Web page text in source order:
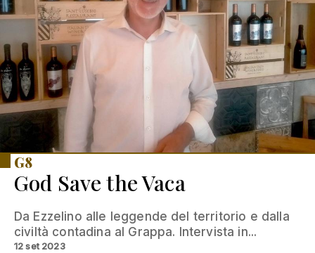
G8
God Save the Vaca
Da Ezzelino alle leggende del territorio e dalla
civiltà contadina al Grappa. Intervista in...
12 set 2023